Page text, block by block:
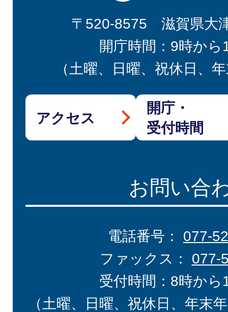
〒520-8575 滋賀県大
開庁時間：9時から
（土曜、日曜、祝休日、
アクセス
開庁・
受付時間
お問い合
電話番号： 077-
ファックス： 077-
受付時間：8時から
（土曜、日曜、祝休日、年末